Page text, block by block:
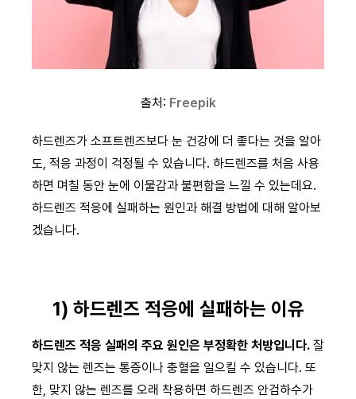
출처: Freepik
하드렌즈가 소프트렌즈보다 눈 건강에 더 좋다는 것을 알아
도, 적응 과정이 걱정될 수 있습니다. 하드렌즈를 처음 사용
하면 며칠 동안 눈에 이물감과 불편함을 느낄 수 있는데요.
하드렌즈 적응에 실패하는 원인과 해결 방법에 대해 알아보
겠습니다.
1) 하드렌즈 적응에 실패하는 이유
하드렌즈 적응 실패의 주요 원인은 부정확한 처방입니다. 잘
맞지 않는 렌즈는 통증이나 충혈을 일으킬 수 있습니다. 또
한, 맞지 않는 렌즈를 오래 착용하면 하드렌즈 안검하수가